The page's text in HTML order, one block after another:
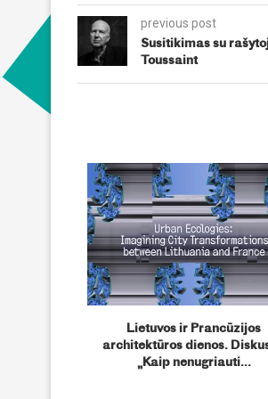
previous post
Susitikimas su
Toussaint
Lietuvos ir Prancūzijos
architektūros dienos.
„Kaip nenugriauti...